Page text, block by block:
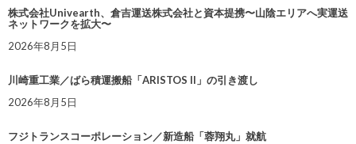
株式会社Univearth、倉吉運送株式会社と資本提携〜山陰エリアへ実運送
ネットワークを拡大〜
2026年8月5日
川崎重工業／ばら積運搬船「ARISTOS II」の引き渡し
2026年8月5日
フジトランスコーポレーション／新造船「蓉翔丸」就航